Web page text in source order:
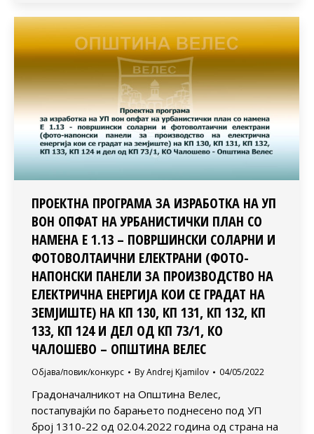
ПРОЕКТНА ПРОГРАМА ЗА ИЗРАБОТКА НА УП
ВОН ОПФАТ НА УРБАНИСТИЧКИ ПЛАН СО
НАМЕНА Е 1.13 – ПОВРШИНСКИ СОЛАРНИ И
ФОТОВОЛТАИЧНИ ЕЛЕКТРАНИ (ФОТО-
НАПОНСКИ ПАНЕЛИ ЗА ПРОИЗВОДСТВО НА
ЕЛЕКТРИЧНА ЕНЕРГИЈА КОИ СЕ ГРАДАТ НА
ЗЕМЈИШТЕ) НА КП 130, КП 131, КП 132, КП
133, КП 124 И ДЕЛ ОД КП 73/1, КО
ЧАЛОШЕВО – ОПШТИНА ВЕЛЕС
Објава/повик/конкурс ByAndrej Kjamilov 04/05/2022
Градоначалникот на Општина Велес,
постапувајќи по барањето поднесено под УП
број 1310-22 од 02.04.2022 година од страна на